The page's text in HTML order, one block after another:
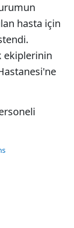
hasta için
ekiplerinin